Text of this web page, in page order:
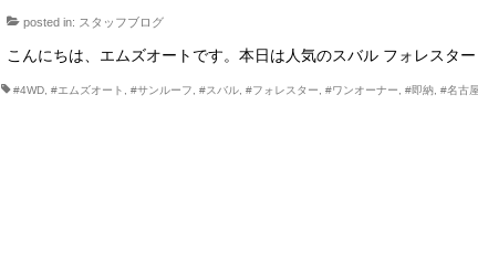
posted in: スタッフブログ
こんにちは、エムズオートです。本日は人気のスバル フォレスタ
#4WD ,#エムズオート ,#サンルーフ ,#スバル ,#フォレスター ,#ワンオーナー ,#即納 ,#名古屋